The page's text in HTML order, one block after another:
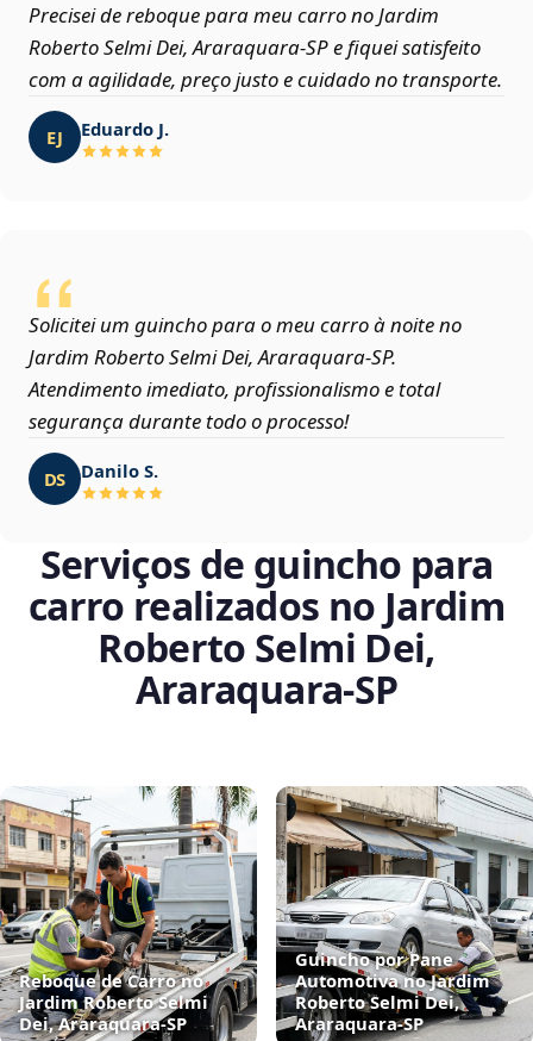
Precisei de reboque para meu carro no Jardim
Roberto Selmi Dei, Araraquara‑SP e fiquei satisfeito
com a agilidade, preço justo e cuidado no transporte.
EJ Eduardo J.
Solicitei um guincho para o meu carro à noite no
Jardim Roberto Selmi Dei, Araraquara‑SP.
Atendimento imediato, profissionalismo e total
segurança durante todo o processo!
DS Danilo S.
Serviços de guincho para
carro realizados no Jardim
Roberto Selmi Dei,
Araraquara‑SP
Reboque de Carro no
Jardim Roberto Selmi
Dei, Araraquara‑SP
Guincho por Pane
Automotiva no Jardim
Roberto Selmi Dei,
Araraquara‑SP